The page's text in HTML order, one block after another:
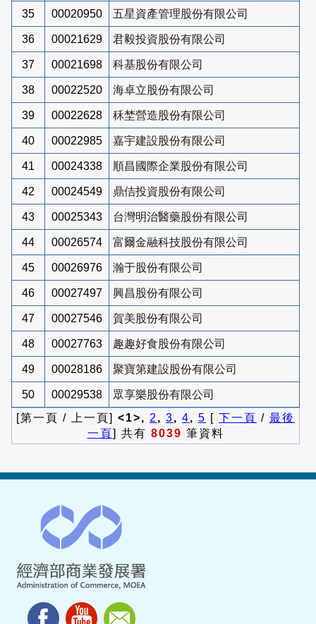
35 00020950 五星資產管理股份有限公司
36 00021629 君毅投資股份有限公司
37 00021698 科基股份有限公司
38 00022520 海卓立股份有限公司
39 00022628 秝埜營造股份有限公司
40 00022985 嘉宇建設股份有限公司
41 00024338 順昌國際企業股份有限公司
42 00024549 鼎佶投資股份有限公司
43 00025343 台灣明治醫藥股份有限公司
44 00026574 富爾金融科技股份有限公司
45 00026976 瀚于股份有限公司
46 00027497 興昌股份有限公司
47 00027546 賀美股份有限公司
48 00027763 趣趣好食股份有限公司
49 00028186 聚寶第建設股份有限公司
50 00029538
眾享樂股份有限公司
[第一頁 / 上一頁] <1>, 2 , 3, 4, 5 [ 下一頁 / 最後
一頁] 共有 8039 筆資料